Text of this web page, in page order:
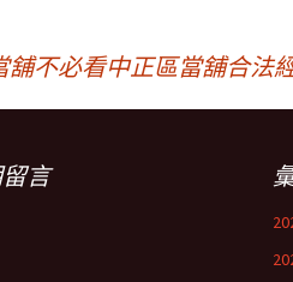
舖不必看中正區當舖合法
言